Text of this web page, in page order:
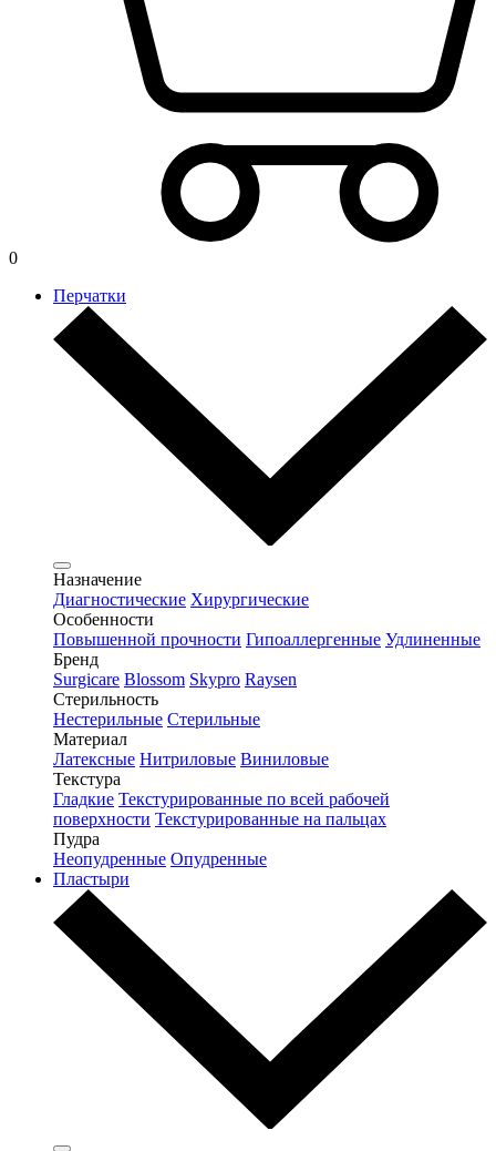
0
Перчатки
Назначение
Диагностические Хирургические
Особенности
Повышенной прочности Гипоаллергенные Удлиненные
Бренд
Surgicare Blossom Skypro Raysen
Стерильность
Нестерильные Стерильные
Материал
Латексные Нитриловые Виниловые
Текстура
Гладкие Текстурированные по всей рабочей
поверхности Текстурированные на пальцах
Пудра
Неопудренные Опудренные
Пластыри